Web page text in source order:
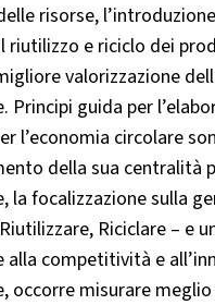
risorse,
riutilizzo e riciclo dei
valorizzazione
Principi guida per
l’economia circolare
della sua centralità
la focalizzazione sulla
Riciclare – e
alla competitività e
occorre misurare